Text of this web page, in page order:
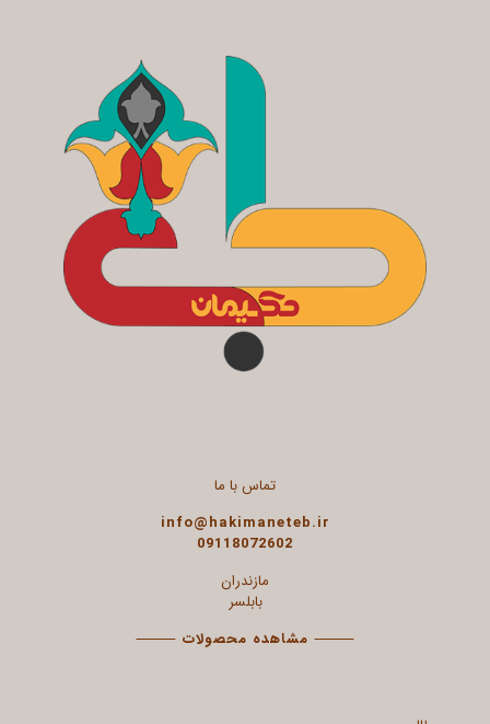
تماس با ما
info@hakimaneteb.ir
09118072602
مازندران
بابلسر
⸻ مشاهده محصولات ⸻